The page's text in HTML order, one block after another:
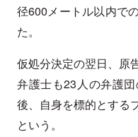
径600メートル以内で
た。
仮処分決定の翌日、原
弁護士も23人の弁護
後、自身を標的とする
という。